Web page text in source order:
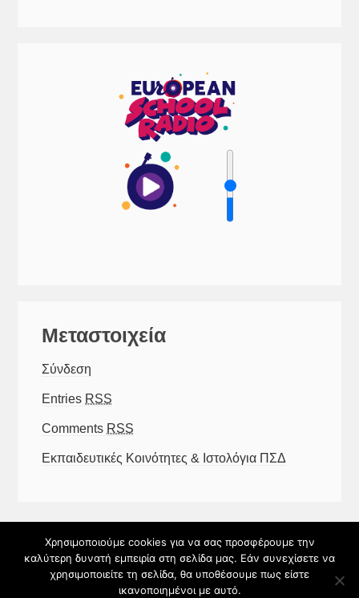
Μεταστοιχεία
Σύνδεση
Entries RSS
Comments RSS
Εκπαιδευτικές Κοινότητες & Ιστολόγια ΠΣΔ
© 8ο ΔΗΜΟΤΙΚΟ ΣΧΟΛΕΙΟ ΠΥΡΓΟΥ 2026
Φιλοξενείται στο https://blogs.sch.gr |Θέμα εμφάνισης:
Alpona
Χρησιμοποιούμε cookies για να σας προσφέρουμε την
καλύτερη δυνατή εμπειρία στη σελίδα μας. Εάν συνεχίσετε να
χρησιμοποιείτε τη σελίδα, θα υποθέσουμε πως είστε
ικανοποιημένοι με αυτό.